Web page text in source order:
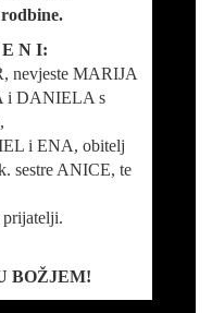
E N I:
nevjeste MARIJA
i DANIELA s
i ENA, obitelj
sestre ANICE, te
BOŽJEM!